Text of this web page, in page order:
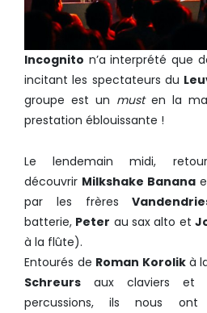
Incognito n’a interprété que
incitant les spectateurs du
groupe est un must en la
prestation éblouissante !
Le lendemain midi,
découvrir Milkshake Banana
par les frères
batterie, Peter au sax alto et
à la flûte).
Entourés de Roman Korolik à
Schreurs aux claviers et
percussions, ils nous